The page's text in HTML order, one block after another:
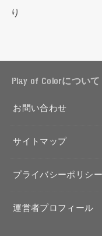
り
Play of Colorについて
お問い合わせ
サイトマップ
プライバシーポリシー
運営者プロフィール